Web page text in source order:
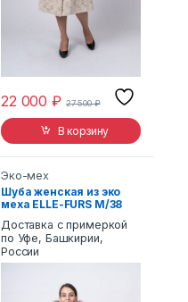
22 000₽ 27 500₽
В корзину
Эко-мех
Шуба женская из эко
меха ELLE-FURS M/38
Доставка с примеркой
по Уфе, Башкирии,
России